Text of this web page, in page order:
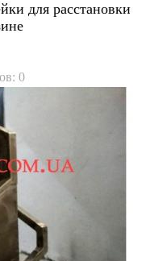
для расстановки
0